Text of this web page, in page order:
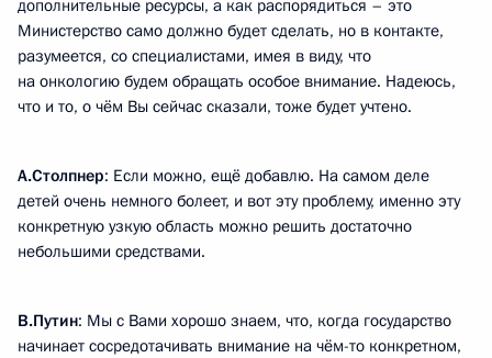
дополнительные ресурсы, а как распорядиться – это
Министерство само должно будет сделать, но в контакте,
разумеется, со специалистами, имея в виду, что
на онкологию будем обращать особое внимание. Надеюсь,
что и то, о чём Вы сейчас сказали, тоже будет учтено.
А.Столпнер: Если можно, ещё добавлю. На самом деле
детей очень немного болеет, и вот эту проблему, именно эту
конкретную узкую область можно решить достаточно
небольшими средствами.
В.Путин: Мы с Вами хорошо знаем, что, когда государство
начинает сосредотачивать внимание на чём-то конкретном,